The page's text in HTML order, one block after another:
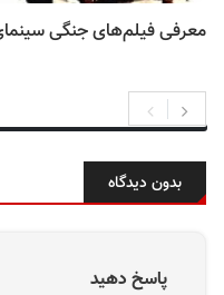
معرفی فیلم‌های جنگی سینمای
بدون دیدگاه
پاسخ دهید